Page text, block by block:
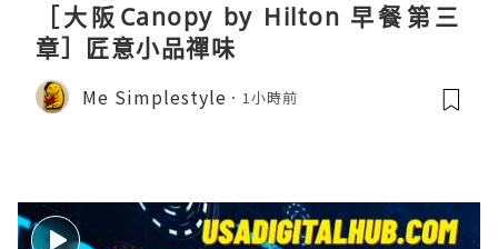
［大阪Canopy by Hilton 早餐第三
章］匠意小品禪味
Me Simplestyle 1小時前